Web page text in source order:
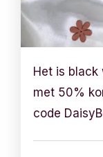
Het is black
met 50%
code